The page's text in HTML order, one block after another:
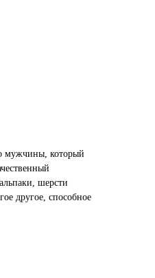
мужчины, который
шерсти
другое, способное